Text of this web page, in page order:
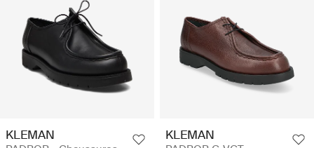
KLEMAN KLEMAN